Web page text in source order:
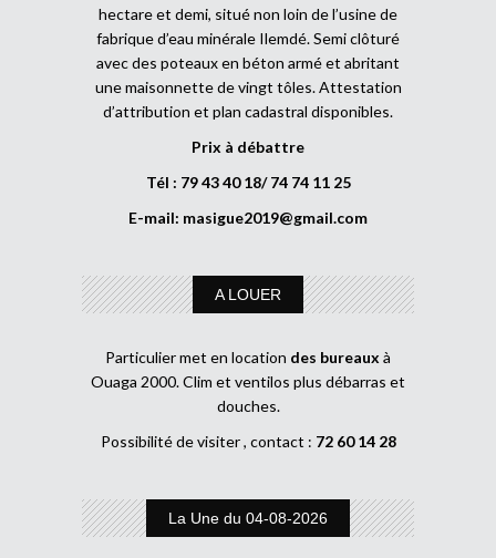
hectare et demi, situé non loin de l’usine de
fabrique d’eau minérale Ilemdé. Semi clôturé
avec des poteaux en béton armé et abritant
une maisonnette de vingt tôles. Attestation
d’attribution et plan cadastral disponibles.
Prix à débattre
Tél : 79 43 40 18/ 74 74 11 25
E-mail: masigue2019@gmail.com
A LOUER
Particulier met en location des bureaux à
Ouaga 2000. Clim et ventilos plus débarras et
douches.
Possibilité de visiter , contact : 72 60 14 28
La Une du 04-08-2026